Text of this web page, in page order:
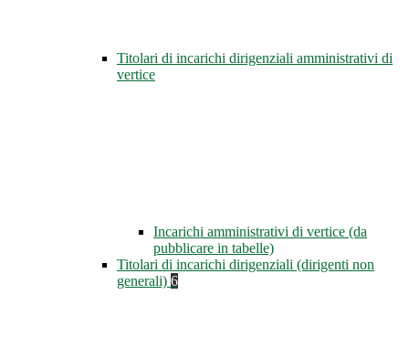
Titolari di incarichi dirigenziali amministrativi di
vertice
Incarichi amministrativi di vertice (da
pubblicare in tabelle)
Titolari di incarichi dirigenziali (dirigenti non
generali) 6